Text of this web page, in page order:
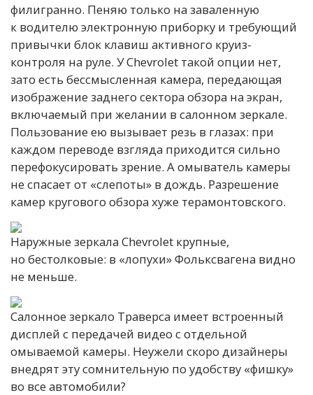
филигранно. Пеняю только на заваленную
к водителю электронную приборку и требующий
привычки блок клавиш активного круиз-
контроля на руле. У Chevrolet такой опции нет,
зато есть бессмысленная камера, передающая
изображение заднего сектора обзора на экран,
включаемый при желании в салонном зеркале.
Пользование ею вызывает резь в глазах: при
каждом переводе взгляда приходится сильно
перефокусировать зрение. А омыватель камеры
не спасает от «слепоты» в дождь. Разрешение
камер кругового обзора хуже терамонтовского.
Наружные зеркала Chevrolet крупные,
но бестолковые: в «лопухи» Фольксвагена видно
не меньше.
Салонное зеркало Траверса имеет встроенный
дисплей с передачей видео с отдельной
омываемой камеры. Неужели скоро дизайнеры
внедрят эту сомнительную по удобству «фишку»
во все автомобили?